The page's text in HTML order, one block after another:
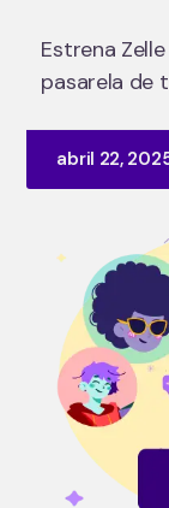
Estrena
pasarela de
abril 22,